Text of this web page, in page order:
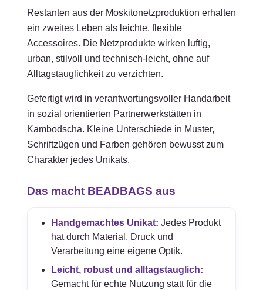
Restanten aus der Moskitonetzproduktion erhalten
ein zweites Leben als leichte, flexible
Accessoires. Die Netzprodukte wirken luftig,
urban, stilvoll und technisch-leicht, ohne auf
Alltagstauglichkeit zu verzichten.
Gefertigt wird in verantwortungsvoller Handarbeit
in sozial orientierten Partnerwerkstätten in
Kambodscha. Kleine Unterschiede in Muster,
Schriftzügen und Farben gehören bewusst zum
Charakter jedes Unikats.
Das macht BEADBAGS aus
Handgemachtes Unikat: Jedes Produkt
hat durch Material, Druck und
Verarbeitung eine eigene Optik.
Leicht, robust und alltagstauglich:
Gemacht für echte Nutzung statt für die